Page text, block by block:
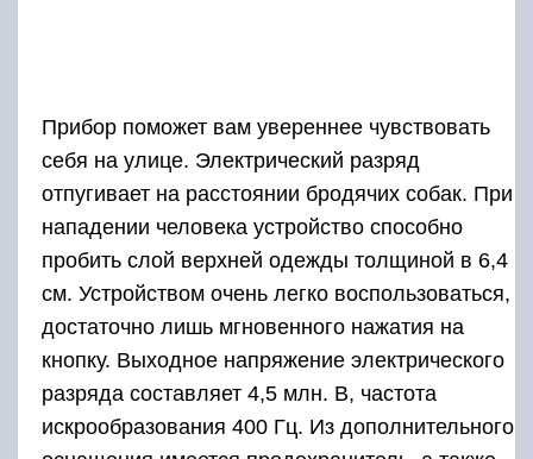
Прибор поможет вам увереннее чувствовать
себя на улице. Электрический разряд
отпугивает на расстоянии бродячих собак. При
нападении человека устройство способно
пробить слой верхней одежды толщиной в 6,4
см. Устройством очень легко воспользоваться,
достаточно лишь мгновенного нажатия на
кнопку. Выходное напряжение электрического
разряда составляет 4,5 млн. В, частота
искрообразования 400 Гц. Из дополнительного